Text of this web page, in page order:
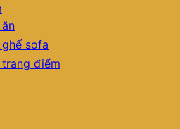
sofa
trang điểm